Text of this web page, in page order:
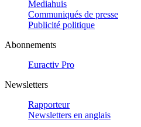
Mediahuis
Communiqués de presse
Publicité politique
Abonnements
Euractiv Pro
Newsletters
Rapporteur
Newsletters en anglais